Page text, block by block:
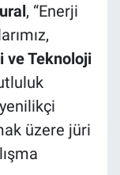
, “Enerji
ve Teknoloji
üzere jüri